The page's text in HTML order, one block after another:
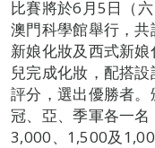
比賽將於6月5日（
澳門科學館舉行，
新娘化妝及西式新
兒完成化妝，配搭
評分，選出優勝者
冠、亞、季軍各一
3,000、1,500及